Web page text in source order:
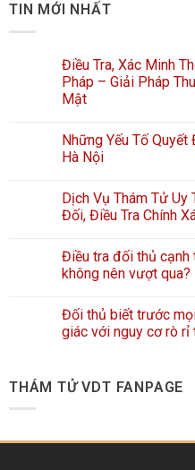
TIN MỚI NHẤT
Điều Tra, Xác Minh
Pháp – Giải Pháp
Mật
Những Yếu Tố
Hà Nội
Dịch Vụ Thám Tử
Đối, Điều Tra Chính
Điều tra đối thủ cạnh
không nên vượt qua?
Đối thủ biết trước
giác với nguy cơ rò rỉ
THÁM TỬ VDT FANPAGE